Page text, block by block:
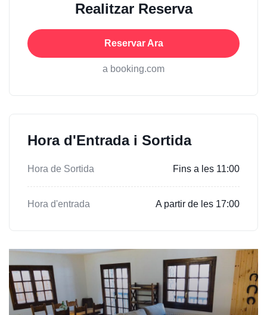
Realitzar Reserva
Reservar Ara
a booking.com
Hora d'Entrada i Sortida
Hora de Sortida Fins a les 11:00
Hora d'entrada A partir de les 17:00